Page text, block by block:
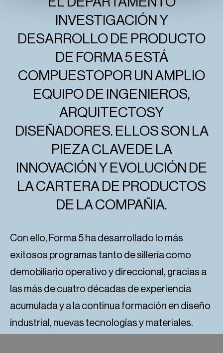
INVESTIGACIÓN Y
DESARROLLO DE PRODUCTO
DE FORMA 5 ESTÁ
COMPUESTOPOR UN AMPLIO
EQUIPO DE INGENIEROS,
ARQUITECTOSY
DISEÑADORES. ELLOS SON LA
PIEZA CLAVEDE LA
INNOVACIÓN Y EVOLUCIÓN DE
LA CARTERA DE PRODUCTOS
DE LA COMPAÑIA.
Con ello, Forma 5 ha desarrollado lo más
exitosos programas tanto de sillería como
demobiliario operativo y direccional, gracias a
las más de cuatro décadas de experiencia
acumulada y a la continua formación en diseño
industrial, nuevas tecnologías y materiales.